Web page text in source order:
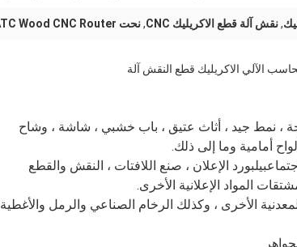
,نقش آلة قطع الاكريليك CNC ,نحت ATC Wood CNC Router
، نمط جيد ، أثاث عتيق ، باب خشبي ، شاشة ، وشاح
أمامية وما إلى ذلك.
الإعلان ، صنع اللافتات ، النقش والقطع
المواد الإعلانية الأخرى.
الأخرى ، وكذلك الرخام الصناعي والرمل والأغطية